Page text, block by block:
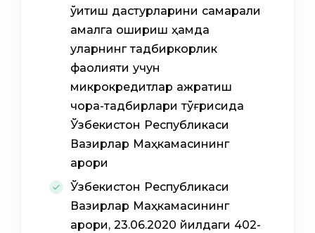
ўқитиш дастурларини самарали
амалга ошириш ҳамда
уларнинг тадбиркорлик
фаолияти учун
микрокредитлар ажратиш
чора-тадбирлари тўғрисида
Ўзбекистон Республикаси
Вазирлар Маҳкамасининг
қарори
Ўзбекистон Республикаси
Вазирлар Маҳкамасининг
қарори, 23.06.2020 йилдаги 402-